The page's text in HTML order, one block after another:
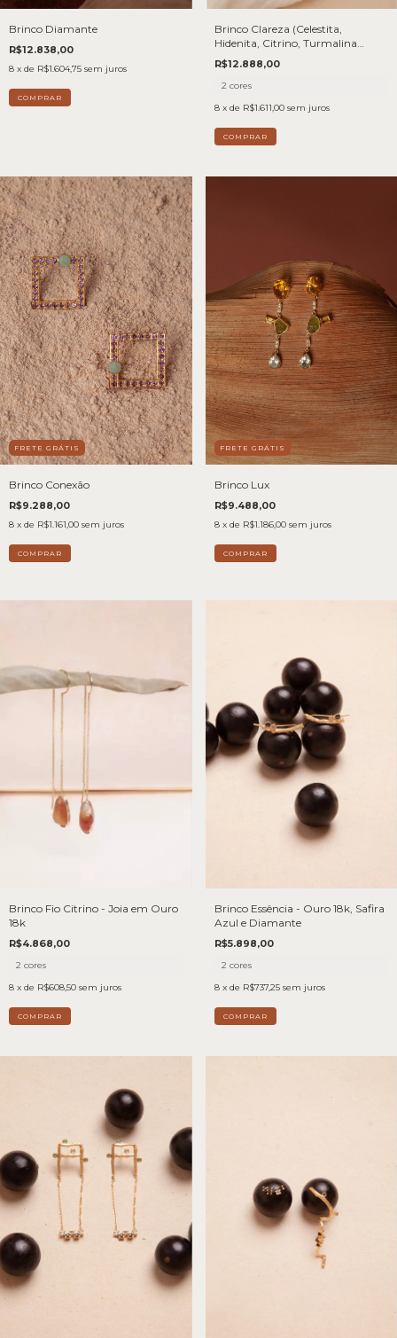
Brinco Diamante
R$12.838,00
8 x de R$1.604,75 sem juros
Brinco Clareza (Celestita,
Hidenita, Citrino, Turmalina
Melancia, Água Marinha e
Ametista Verde) - Joia em Ouro
18k
R$12.888,00
2 cores
8 x de R$1.611,00 sem juros
COMPRAR
FRETE GRÁTIS
Brinco Conexão
R$9.288,00
8 x de R$1.161,00 sem juros
FRETE GRÁTIS
Brinco Lux
R$9.488,00
8 x de R$1.186,00 sem juros
Brinco Fio Citrino - Joia em Ouro
18k
R$4.868,00
2 cores
8 x de R$608,50 sem juros
COMPRAR
Brinco Essência - Ouro 18k, Safira
Azul e Diamante
R$5.898,00
2 cores
8 x de R$737,25 sem juros
COMPRAR